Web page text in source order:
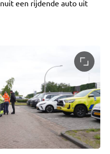
een rijdende auto uit